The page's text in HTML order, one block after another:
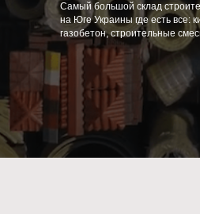
Самый большой склад
на Юге Украины где есть все:
газобетон, строительные